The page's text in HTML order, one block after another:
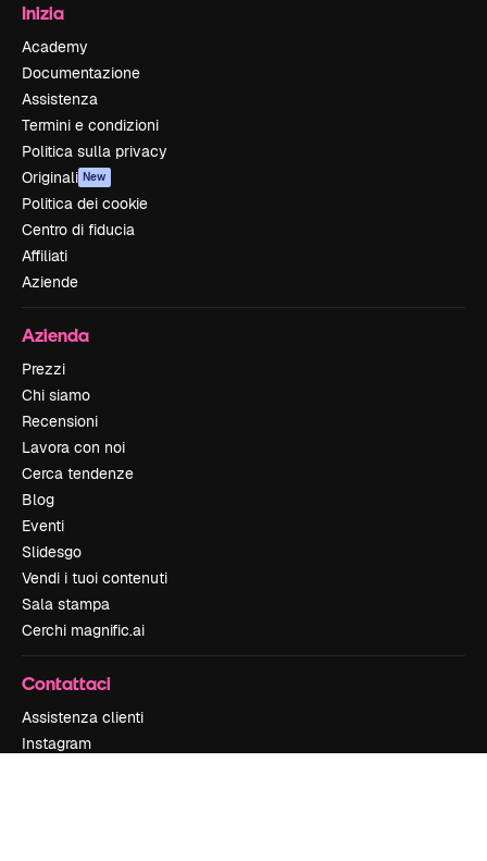
Inizia
Academy
Documentazione
Assistenza
Termini e condizioni
Politica sulla privacy
Originali New
Politica dei cookie
Centro di fiducia
Affiliati
Aziende
Azienda
Prezzi
Chi siamo
Recensioni
Lavora con noi
Cerca tendenze
Blog
Eventi
Slidesgo
Vendi i tuoi contenuti
Sala stampa
Cerchi magnific.ai
Contattaci
Assistenza clienti
Instagram